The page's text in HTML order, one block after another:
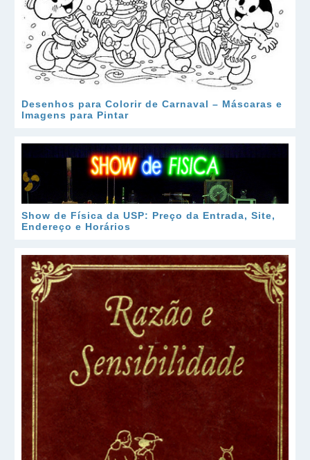
Desenhos para Colorir de Carnaval – Máscaras e
Imagens para Pintar
Show de Física da USP: Preço da Entrada, Site,
Endereço e Horários